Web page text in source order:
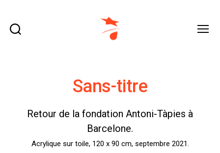
Sans-titre
Retour de la fondation Antoni-Tàpies à
Barcelone.
Acrylique sur toile, 120 x 90 cm, septembre 2021.